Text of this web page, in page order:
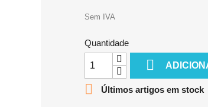
Sem IVA
Quantidade

 Últimos artigos em stock